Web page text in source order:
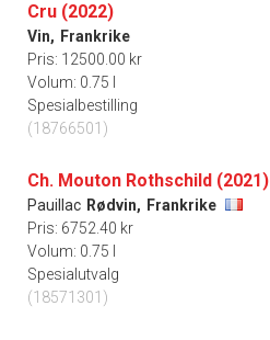
Cru (2022)
Vin, Frankrike
Pris: 12500.00 kr
Volum: 0.75 l
Spesialbestilling
(18766501)
Ch. Mouton Rothschild (2021)
Pauillac Rødvin, Frankrike
Pris: 6752.40 kr
Volum: 0.75 l
Spesialutvalg
(18571301)